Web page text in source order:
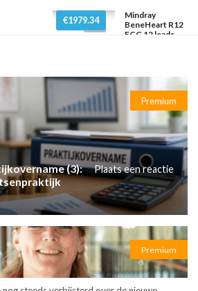
€1979.34
Mindray
BeneHeart R12
ECG 12 leads
Premium
(3):
Plaats een reactie
Premium